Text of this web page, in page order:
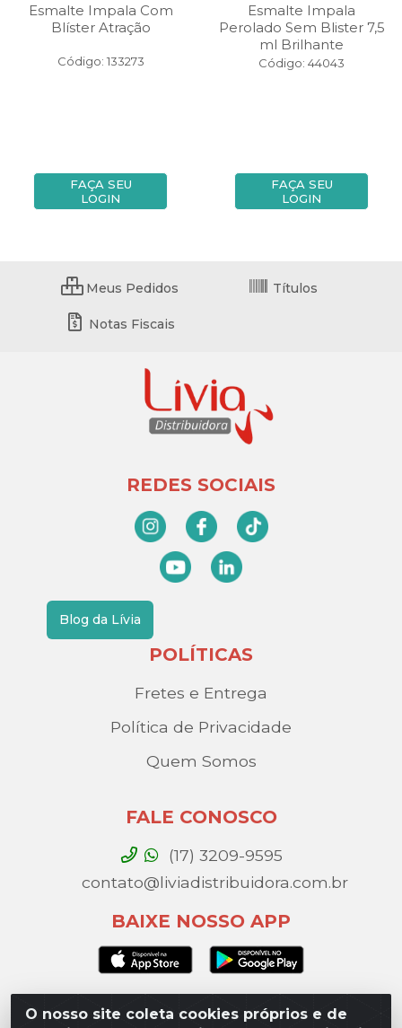
Esmalte Impala Com
Blíster Atração
Código: 133273
FAÇA SEU
LOGIN
Esmalte Impala
Perolado Sem Blister 7,5
ml Brilhante
Código: 44043
FAÇA SEU
LOGIN
O nosso site coleta cookies próprios e de
Meus Pedidos Títulos
Notas Fiscais
REDES SOCIAIS
Blog da Lívia
POLÍTICAS
Fretes e Entrega
Política de Privacidade
Quem Somos
FALE CONOSCO
(17) 3209-9595
contato@liviadistribuidora.com.br
BAIXE NOSSO APP